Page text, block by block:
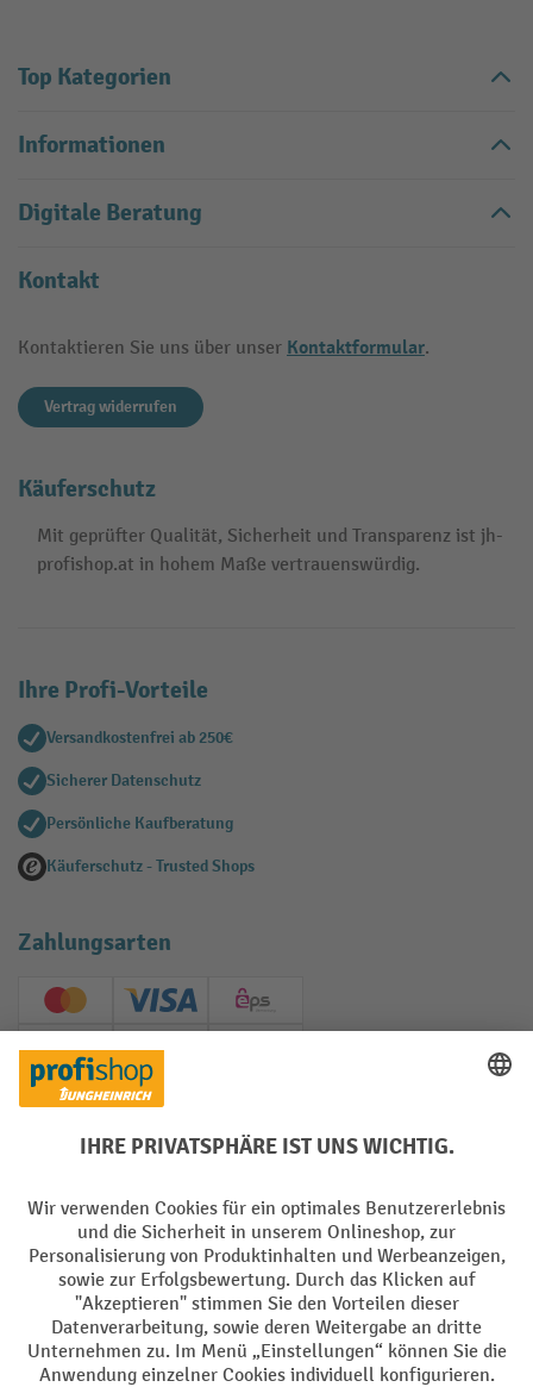
Top Kategorien
Informationen
Digitale Beratung
Kontakt
Kontaktieren Sie uns über unser Kontaktformular.
Vertrag widerrufen
Käuferschutz
Mit geprüfter Qualität, Sicherheit und Transparenz ist jh-
profishop.at in hohem Maße vertrauenswürdig.
Ihre Profi-Vorteile
Versandkostenfrei ab 250€
Sicherer Datenschutz
Persönliche Kaufberatung
Käuferschutz - Trusted Shops
Zahlungsarten
Creditcard (Master)Creditcard (Visa)
EPS
PayPal
Soziale Netzwerke
Impressum Datenschutz
Barrierefreiheit Privacy Settings